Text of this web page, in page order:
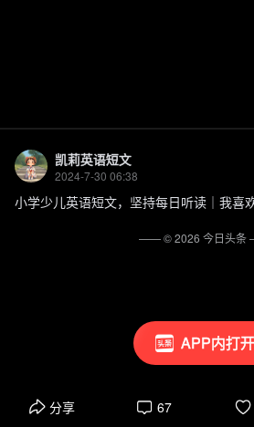
APP内打开
凯莉英语短文
2024-7-30 06:38
小学少儿英语短文，坚持每日听读｜我喜
分享 67
—— ©2026 今日头条